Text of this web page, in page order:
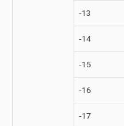
-13
-14
-15
-16
-17